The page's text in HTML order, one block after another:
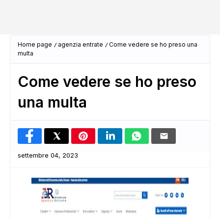
Home page agenzia entrate
Come vedere se ho preso una
multa
Come vedere se ho preso
una multa
settembre 04, 2023